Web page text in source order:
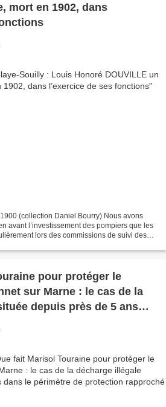
mort en 1902, dans
(collection Daniel Bourry) Nous avons
avant l’investissement des pompiers que les
lors des commissions de suivi des
pour protéger le
sur Marne : le cas de la
depuis près de 5 ans
protection rapproché de ce